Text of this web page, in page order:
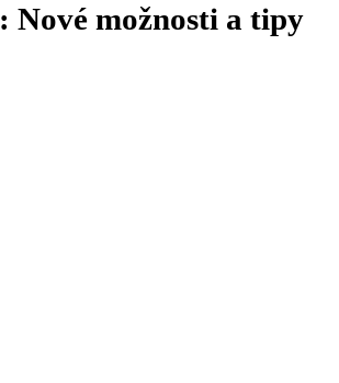
Nové možnosti a tipy